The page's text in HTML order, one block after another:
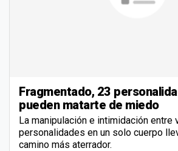
Fragmentado, 23
pueden matarte de miedo
La manipulación e intimidación entre
personalidades en un solo cuerpo
camino más aterrador.